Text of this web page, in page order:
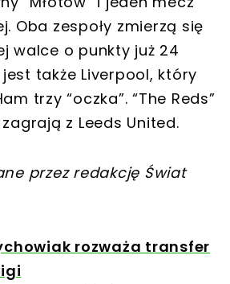
Oba zespoły zmierzą się
walce o punkty już 24
także Liverpool, który
trzy “oczka”. “The Reds”
z Leeds United.
przez redakcję Świat
rozważa transfer